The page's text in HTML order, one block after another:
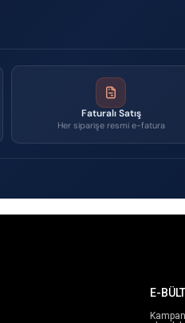
Faturalı Satış
Her siparişe resmi e-fatura
E-